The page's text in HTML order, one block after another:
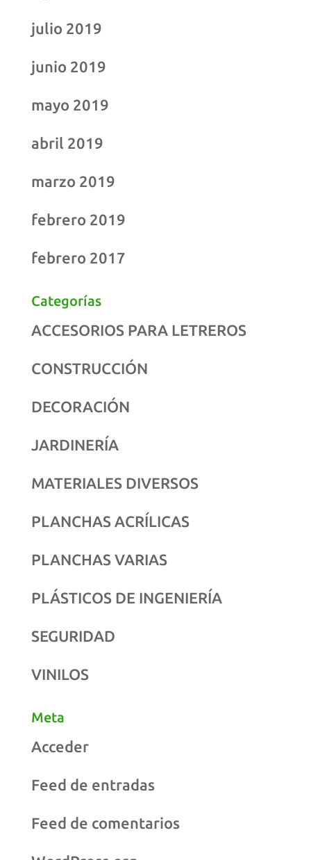
julio 2019
junio 2019
mayo 2019
abril 2019
marzo 2019
febrero 2019
febrero 2017
Categorías
ACCESORIOS PARA LETREROS
CONSTRUCCIÓN
DECORACIÓN
JARDINERÍA
MATERIALES DIVERSOS
PLANCHAS ACRÍLICAS
PLANCHAS VARIAS
PLÁSTICOS DE INGENIERÍA
SEGURIDAD
VINILOS
Meta
Acceder
Feed de entradas
Feed de comentarios